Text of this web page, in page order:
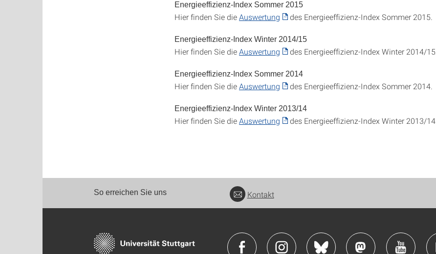
Energieeffizienz-Index Sommer 2015
Hier finden Sie dieAuswertung des Energieeffizienz-Index Sommer 2015.
Energieeffizienz-Index Winter 2014/15
Hier finden Sie dieAuswertung des Energieeffizienz-Index Winter 2014/15.
Energieeffizienz-Index Sommer 2014
Hier finden Sie dieAuswertung des Energieeffizienz-Index Sommer 2014.
Energieeffizienz-Index Winter 2013/14
Hier finden Sie dieAuswertung des Energieeffizienz-Index Winter 2013/14.
So erreichen Sie uns Kontakt